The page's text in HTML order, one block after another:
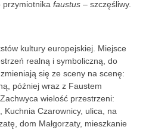
przymiotnika faustus – szczęśliwy.
kultury europejskiej. Miejsce
realną i symboliczną, do
się ze sceny na scenę:
później wraz z Faustem
wielość przestrzeni:
Kuchnia Czarownicy, ulica, na
dom Małgorzaty, mieszkanie